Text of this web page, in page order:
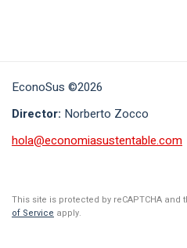
EconoSus ©2026
Director: Norberto Zocco
hola@economiasustentable.com
This site is protected by reCAPTCHA and
of Service apply.